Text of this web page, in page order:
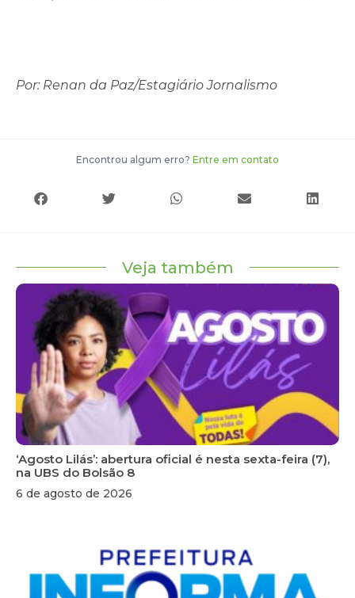
Por: Renan da Paz/Estagiário Jornalismo
Encontrou algum erro? Entre em contato
Veja também
‘Agosto Lilás’: abertura oficial é nesta sexta-feira (7),
na UBS do Bolsão 8
6 de agosto de 2026